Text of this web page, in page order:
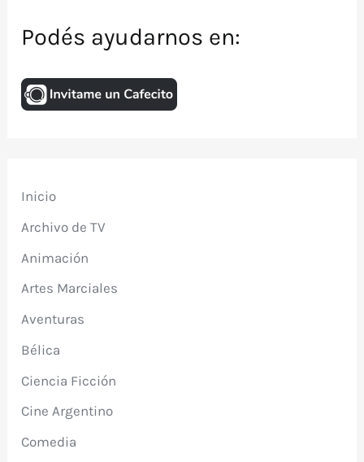
Podés ayudarnos en:
Inicio
Archivo de TV
Animación
Artes Marciales
Aventuras
Bélica
Ciencia Ficción
Cine Argentino
Comedia